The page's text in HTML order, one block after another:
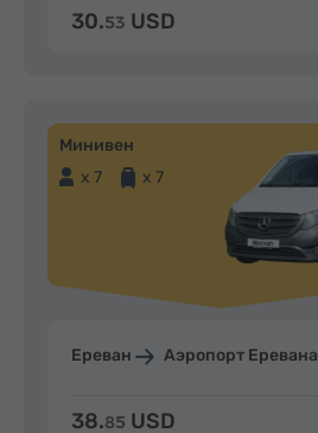
30.53 USD
Минивен
x 7
x 7
Ереван Аэропорт Еревана
38.85 USD